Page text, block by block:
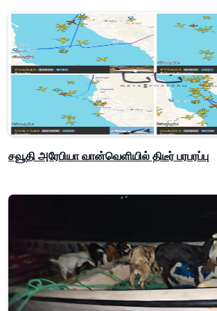
சவூதி அரேபியா வான்வெளியில் திடீர் பரபரப்பு